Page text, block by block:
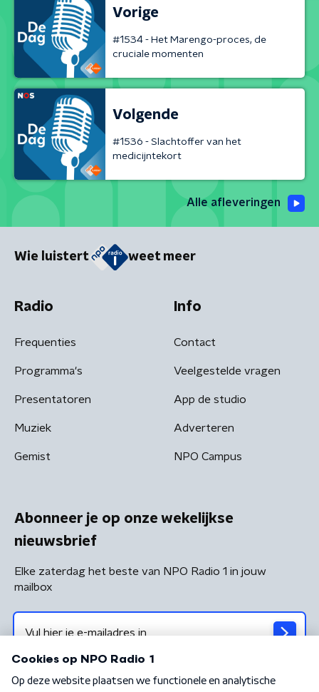
Vorige
#1534 - Het Marengo-proces, de
cruciale momenten
Volgende
#1536 - Slachtoffer van het
medicijntekort
Alle afleveringen
Wie luistert weet meer
Radio
Frequenties
Programma's
Presentatoren
Muziek
Gemist
Info
Contact
Veelgestelde vragen
App de studio
Adverteren
NPO Campus
Abonneer je op onze wekelijkse
nieuwsbrief
Elke zaterdag het beste van NPO Radio 1 in jouw
mailbox